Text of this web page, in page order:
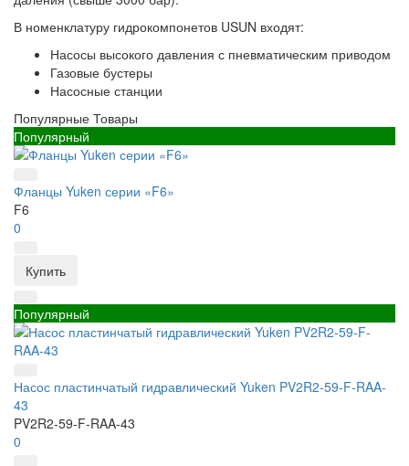
В номенклатуру гидрокомпонетов USUN входят:
Насосы высокого давления с пневматическим приводом
Газовые бустеры
Насосные станции
Популярные Товары
Популярный
Фланцы Yuken серии «F6»
F6
0
Купить
Популярный
Насос пластинчатый гидравлический Yuken PV2R2-59-F-RAA-
43
PV2R2-59-F-RAA-43
0